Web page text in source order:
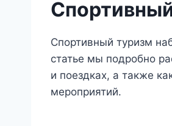
Спортивный туризм
статье мы подробно
и поездках, а также
мероприятий.